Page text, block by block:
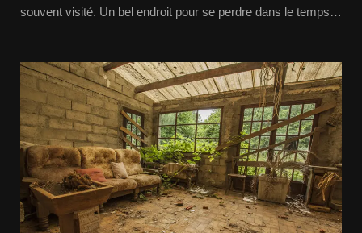
souvent visité. Un bel endroit pour se perdre dans le temps…